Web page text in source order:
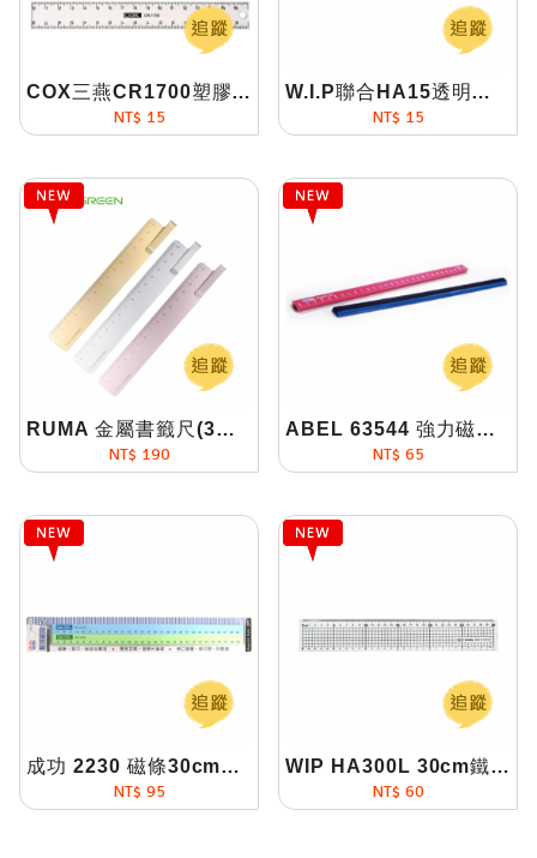
COX三燕CR1700塑膠直尺
NT$ 15
W.I.P聯合HA15透明直尺
NT$ 15
RUMA 金屬書籤尺(3色可選/尺/鋁合金/書籤/激光雕刻/KACO)
NT$ 190
ABEL 63544 強力磁條(軟磁尺)30cmx2支入
NT$ 65
成功 2230 磁條30cmx2支入
NT$ 95
WIP HA300L 30cm鐵邊切割尺
NT$ 60